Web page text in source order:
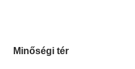
Minőségi tér